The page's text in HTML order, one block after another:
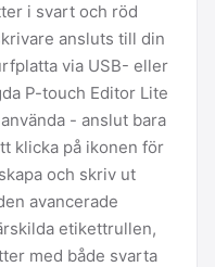
i svart och röd
ansluts till din
via USB- eller
P-touch Editor Lite
- anslut bara
klicka på ikonen för
och skriv ut
avancerade
etikettrullen,
med både svarta